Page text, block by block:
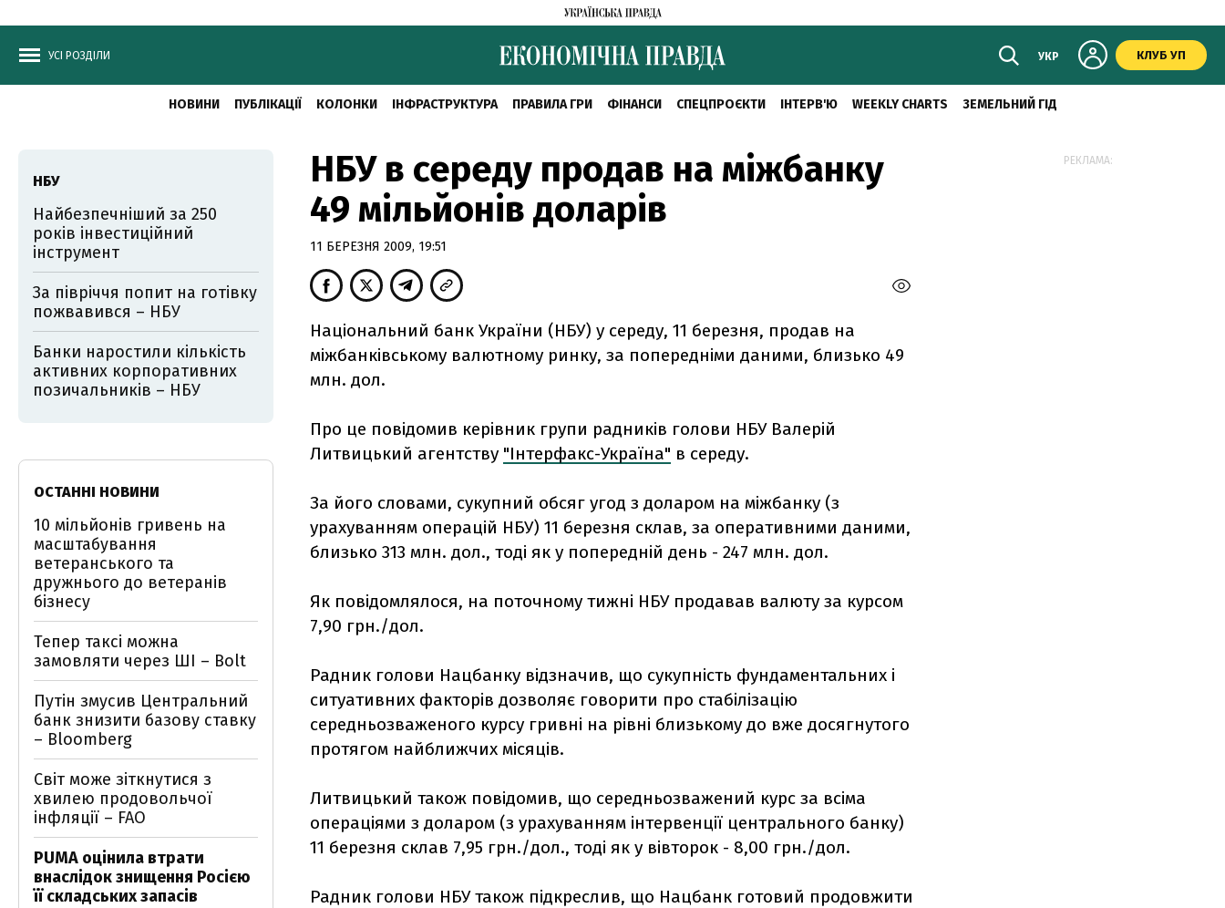
УСІ РОЗДІЛИ УКР КЛУБ УП
НОВИНИ ПУБЛІКАЦІЇ КОЛОНКИ ІНФРАСТРУКТУРА ПРАВИЛА ГРИ ФІНАНСИ СПЕЦПРОЄКТИ ІНТЕРВ'Ю WEEKLY CHARTS ЗЕМЕЛЬНИЙ ГІД
НБУ в середу продав на міжбанку
49 мільйонів доларів
11 БЕРЕЗНЯ 2009, 19:51
Національний банк України (НБУ) у середу, 11 березня, продав на
міжбанківському валютному ринку, за попередніми даними, близько 49
млн. дол.
Про це повідомив керівник групи радників голови НБУ Валерій
Литвицький агентству "Інтерфакс-Україна" в середу.
За його словами, сукупний обсяг угод з доларом на міжбанку (з
урахуванням операцій НБУ) 11 березня склав, за оперативними даними,
близько 313 млн. дол., тоді як у попередній день - 247 млн. дол.
Як повідомлялося, на поточному тижні НБУ продавав валюту за курсом
7,90 грн./дол.
Радник голови Нацбанку відзначив, що сукупність фундаментальних і
ситуативних факторів дозволяє говорити про стабілізацію
середньозваженого курсу гривні на рівні близькому до вже досягнутого
протягом найближчих місяців.
Литвицький також повідомив, що середньозважений курс за всіма
операціями з доларом (з урахуванням інтервенції центрального банку)
11 березня склав 7,95 грн./дол., тоді як у вівторок - 8,00 грн./дол.
Радник голови НБУ також підкреслив, що Нацбанк готовий продовжити
НБУ
Найбезпечніший за 250
років інвестиційний
інструмент
За півріччя попит на готівку
пожвавився – НБУ
Банки наростили кількість
активних корпоративних
позичальників – НБУ
ОСТАННІ НОВИНИ
10 мільйонів гривень на
масштабування
ветеранського та
дружнього до ветеранів
бізнесу
Тепер таксі можна
замовляти через ШІ – Bolt
Путін змусив Центральний
банк знизити базову ставку
– Bloomberg
Світ може зіткнутися з
хвилею продовольчої
інфляції – FAO
PUMA оцінила втрати
внаслідок знищення Росією
її складських запасів
РЕКЛАМА: